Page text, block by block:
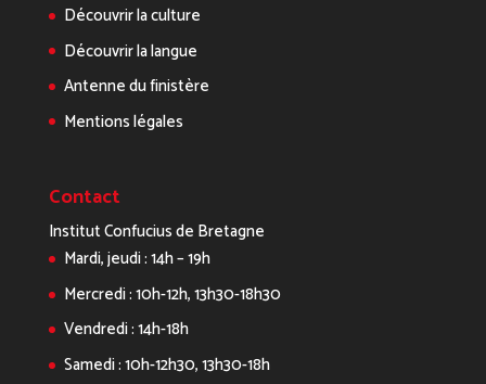
Découvrir la culture
Découvrir la langue
Antenne du finistère
Mentions légales
Contact
Institut Confucius de Bretagne
Mardi, jeudi : 14h – 19h
Mercredi : 10h-12h, 13h30-18h30
Vendredi : 14h-18h
Samedi : 10h-12h30, 13h30-18h